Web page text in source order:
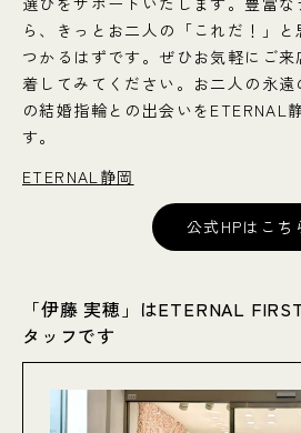
ら、きっとお二人の「これだ！」
つかるはずです。ぜひお気軽にご
着してみてください。お二人の永
の結婚指輪との出会いをETERNAL
す。
ETERNAL静岡
公式HPはこち
「伊藤 実穂」はETERNAL
タッフです